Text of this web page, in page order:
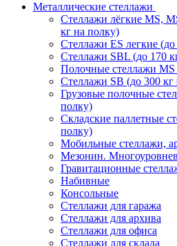
Металлические стеллажи
Стеллажи лёгкие MS,
кг на полку)
Стеллажи ES легкие
Стеллажи SBL (до 170
Полочные стеллажи
Стеллажи SB (до 300 кг
Грузовые полочные
полку)
Складские паллетные
полку)
Мобильные стеллажи,
Мезонин.
Гравитационные
Набивные
Консольные
Стеллажи для гаража
Стеллажи для архива
Стеллажи для офиса
Стеллажи для склада